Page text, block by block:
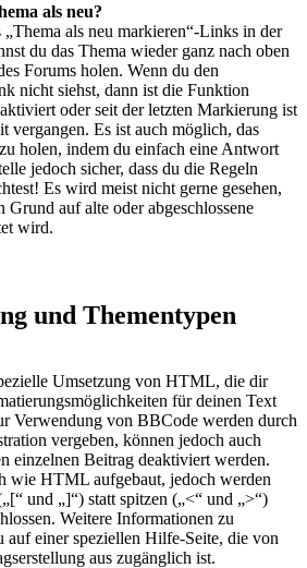
als neu?
als neu markieren“-Links in der
du das Thema wieder ganz nach oben
Forums holen. Wenn du den
nicht siehst, dann ist die Funktion
oder seit der letzten Markierung ist
vergangen. Es ist auch möglich, das
holen, indem du einfach eine Antwort
jedoch sicher, dass du die Regeln
Es wird meist nicht gerne gesehen,
auf alte oder abgeschlossene
wird.
und Thementypen
Umsetzung von HTML, die dir
für deinen Text
Verwendung von BBCode werden durch
vergeben, können jedoch auch
einzelnen Beitrag deaktiviert werden.
wie HTML aufgebaut, jedoch werden
und „]“) statt spitzen („<“ und „>“)
Weitere Informationen zu
auf einer speziellen Hilfe-Seite, die von
aus zugänglich ist.